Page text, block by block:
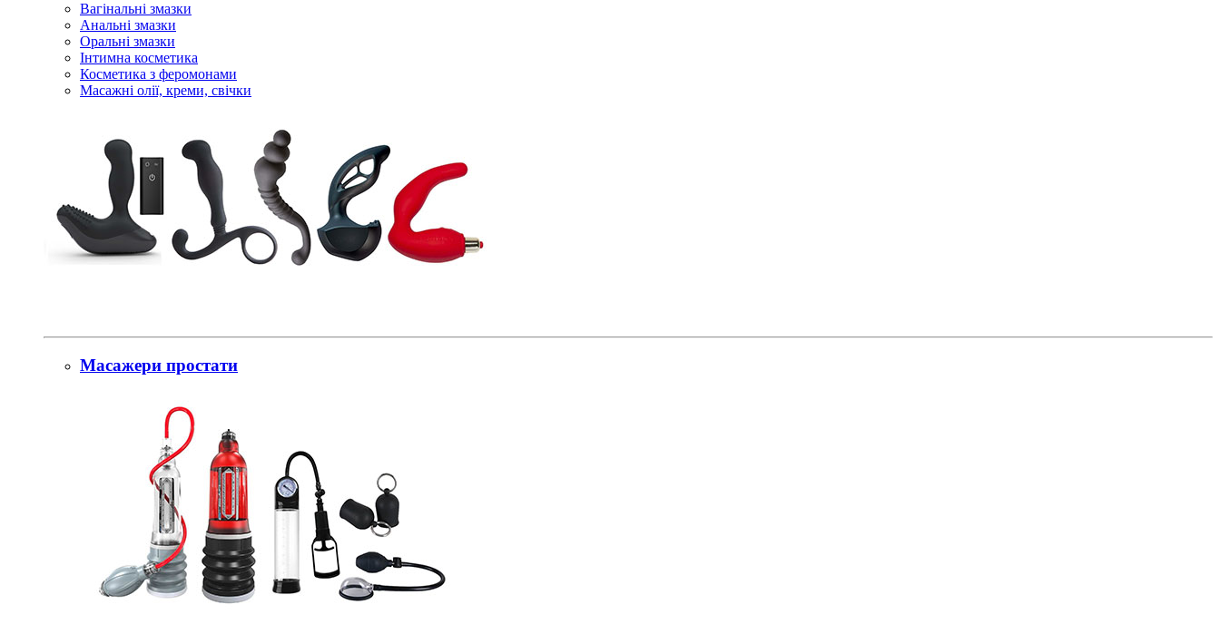
Вагінальні змазки
Анальні змазки
Оральні змазки
Інтимна косметика
Косметика з феромонами
Масажні олії, креми, свічки
Масажери простати